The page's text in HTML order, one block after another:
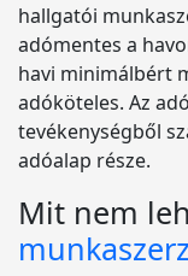
hallgatói
adómentes a
havi minimálbért
adóköteles. Az
tevékenységből
adóalap része.
Mit nem